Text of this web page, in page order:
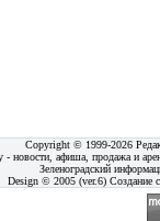
Copyright © 1999-2026
- новости, афиша, продажа и
Зеленоградский
Design © 2005 (ver.6) Создание